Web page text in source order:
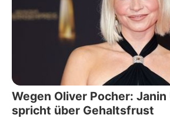
Wegen Oliver Pocher: Janin
spricht über Gehaltsfrust